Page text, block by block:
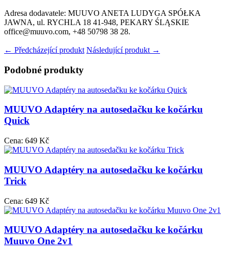
Adresa dodavatele: MUUVO ANETA LUDYGA SPÓŁKA
JAWNA, ul. RYCHLA 18 41-948, PEKARY ŚLĄSKIE
office@muuvo.com, +48 50798 38 28.
← Předcházející produkt Následující produkt →
Podobné produkty
MUUVO Adaptéry na autosedačku ke kočárku
Quick
Cena: 649 Kč
MUUVO Adaptéry na autosedačku ke kočárku
Trick
Cena: 649 Kč
MUUVO Adaptéry na autosedačku ke kočárku
Muuvo One 2v1